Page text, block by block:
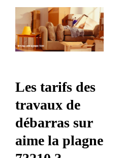
Les tarifs des
travaux de
débarras sur
aime la plagne